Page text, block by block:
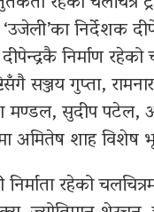
निर्देशक
निर्माण
सञ्जय गुप्ता,
मण्डल, सुदीप पटेल,
अमितेष शाह विशेष
निर्माता रहेको